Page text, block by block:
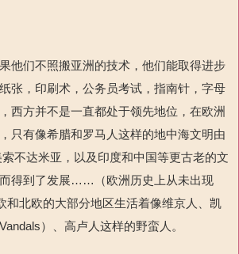
们不照搬亚洲的技术，他们能取得进步
张，印刷术，公务员考试，指南针，字母
方并不是一直都处于领先地位，在欧洲
只有像希腊和罗马人这样的地中海文明由
不达米亚，以及印度和中国等更古老的文
得到了发展……（欧洲历史上从未出现
和北欧的大部分地区生活着像维京人、凯
）、高卢人这样的野蛮人。